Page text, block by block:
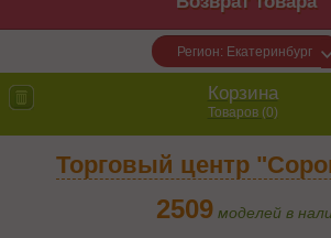
Регион: Екатеринбург
Корзина
Товаров (0)
Торговый центр
2509 моделей в